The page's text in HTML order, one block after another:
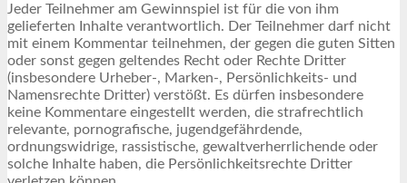
Jeder Teilnehmer am Gewinnspiel ist für die von ihm
gelieferten Inhalte verantwortlich. Der Teilnehmer darf nicht
mit einem Kommentar teilnehmen, der gegen die guten Sitten
oder sonst gegen geltendes Recht oder Rechte Dritter
(insbesondere Urheber-, Marken-, Persönlichkeits- und
Namensrechte Dritter) verstößt. Es dürfen insbesondere
keine Kommentare eingestellt werden, die strafrechtlich
relevante, pornografische, jugendgefährdende,
ordnungswidrige, rassistische, gewaltverherrlichende oder
solche Inhalte haben, die Persönlichkeitsrechte Dritter